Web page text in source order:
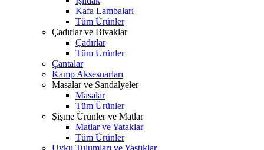
Kafa Lambaları
Tüm Ürünler
Çadırlar ve Bivaklar
Çadırlar
Tüm Ürünler
Çantalar
Kamp Aksesuarları
Masalar ve Sandalyeler
Masalar
Tüm Ürünler
Şişme Ürünler ve Matlar
Matlar ve Yataklar
Tüm Ürünler
Uyku Tulumları ve Yastıklar